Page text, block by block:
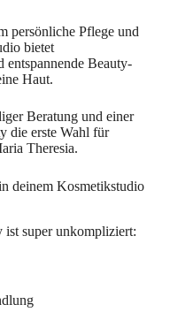
persönliche Pflege und
bietet
Beauty-
Haut.
Beratung und einer
die erste Wahl für
Theresia.
deinem Kosmetikstudio
ist super unkompliziert: